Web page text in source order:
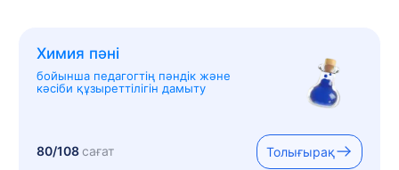
Химия пәні
бойынша педагогтің пәндік және
кәсіби құзыреттілігін дамыту
80/108сағат Толығырақ